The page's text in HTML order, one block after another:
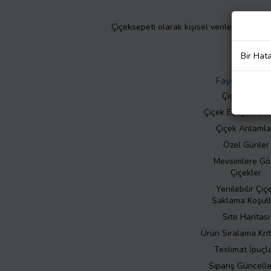
Çiçeksepeti olarak kişisel verilerinizin
Faydalı Bilgiler
Çiçek Bakımı
Çiçek Eşliğinde
Çiçek
Özel Günler
Mevsimlere
Çiçekler
Yenilebilir
Saklama
Site Haritası
Ürün Sıralama
Teslimat
Sipariş
Bir